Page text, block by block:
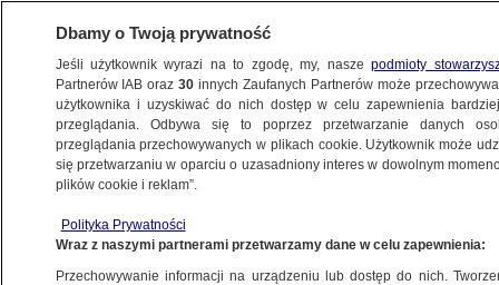
TRÓJMIASTO
Odnaleziono ją dzięki dronowi z kamerą
termowizyjną
Dbamy o Twoją prywatność
Jeśli użytkownik wyrazi na to zgodę, my, naszepodmioty
Partnerów IAB oraz30 innych Zaufanych Partnerów może
użytkownika i uzyskiwać do nich dostęp w celu zapewnienia
przeglądania. Odbywa się to poprzez przetwarzanie danych
przeglądania przechowywanych w plikach cookie. Użytkownik może
się przetwarzaniu w oparciu o uzasadniony interes w dowolnym
plików cookie i reklam”.
Polityka Prywatności
Wraz z naszymi partnerami przetwarzamy dane w celu zapewnienia:
Przechowywanie informacji na urządzeniu lub dostęp do nich.